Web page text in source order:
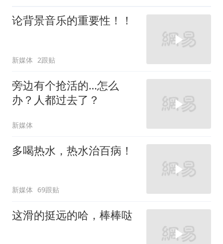
论背景音乐的重要性！！
新媒体 2跟贴
旁边有个抢活的…怎么
办？人都过去了？
新媒体
多喝热水，热水治百病！
新媒体 69跟贴
这滑的挺远的哈，棒棒哒